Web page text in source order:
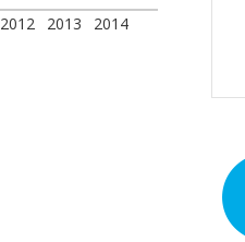
2012 2013
2014